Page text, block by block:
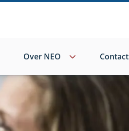
Over NEO Contact